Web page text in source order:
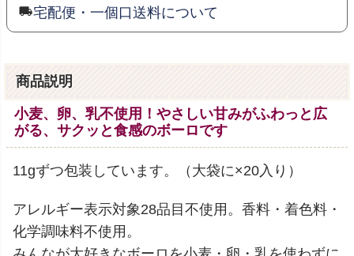
宅配便・一個口送料について
商品説明
小麦、卵、乳不使用！やさしい甘みがふわっと広
がる、サクッと食感のボーロです
11gずつ包装しています。（大袋に×20入り）
アレルギー表示対象28品目不使用。香料・着色料・
化学調味料不使用。